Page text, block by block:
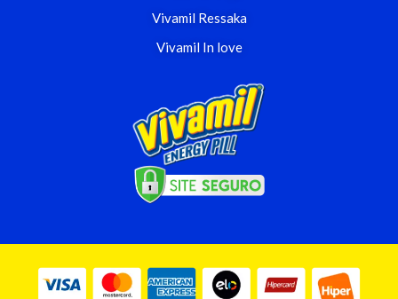
Vivamil Ressaka
Vivamil In love